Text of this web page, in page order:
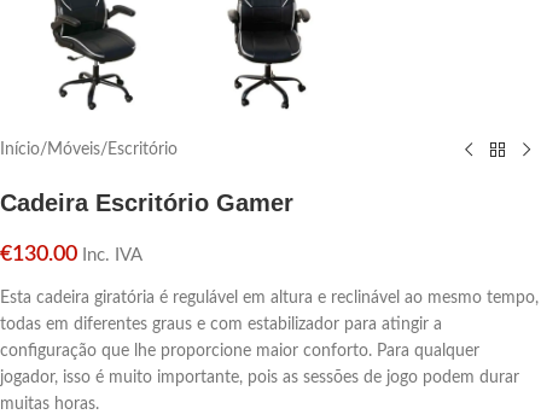
Início/ Móveis/ Escritório
Cadeira Escritório Gamer
€130.00 Inc. IVA
Esta cadeira giratória é regulável em altura e reclinável ao mesmo tempo,
todas em diferentes graus e com estabilizador para atingir a
configuração que lhe proporcione maior conforto. Para qualquer
jogador, isso é muito importante, pois as sessões de jogo podem durar
muitas horas.